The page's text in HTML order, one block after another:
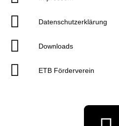
Datenschutzerklärung
Downloads
ETB Förderverein